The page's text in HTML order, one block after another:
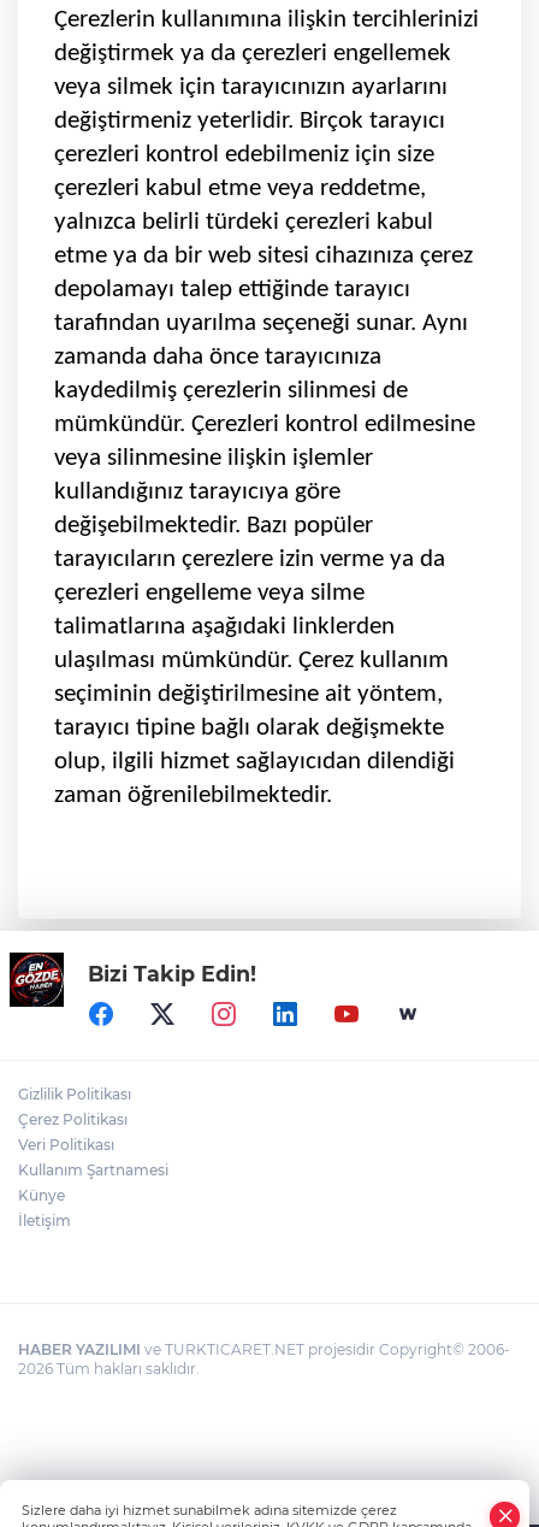
Çerezlerin kullanımına ilişkin tercihlerinizi
değiştirmek ya da çerezleri engellemek
veya silmek için tarayıcınızın ayarlarını
değiştirmeniz yeterlidir. Birçok tarayıcı
çerezleri kontrol edebilmeniz için size
çerezleri kabul etme veya reddetme,
yalnızca belirli türdeki çerezleri kabul
etme ya da bir web sitesi cihazınıza çerez
depolamayı talep ettiğinde tarayıcı
tarafından uyarılma seçeneği sunar. Aynı
zamanda daha önce tarayıcınıza
kaydedilmiş çerezlerin silinmesi de
mümkündür. Çerezleri kontrol edilmesine
veya silinmesine ilişkin işlemler
kullandığınız tarayıcıya göre
değişebilmektedir. Bazı popüler
tarayıcıların çerezlere izin verme ya da
çerezleri engelleme veya silme
talimatlarına aşağıdaki linklerden
ulaşılması mümkündür. Çerez kullanım
seçiminin değiştirilmesine ait yöntem,
tarayıcı tipine bağlı olarak değişmekte
olup, ilgili hizmet sağlayıcıdan dilendiği
zaman öğrenilebilmektedir.
Bizi Takip Edin!
Gizlilik Politikası
Çerez Politikası
Veri Politikası
Kullanım Şartnamesi
Künye
İletişim
HABER YAZILIMI ve TURKTICARET.NET projesidir Copyright© 2006-
2026 Tüm hakları saklıdır.
Sizlere daha iyi hizmet sunabilmek adına sitemizde çerez